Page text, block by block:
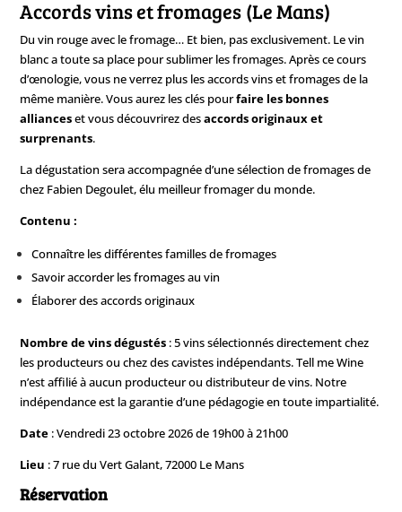
-
23
octobre
Accords vins et fromages (Le Mans)
Du vin rouge avec le fromage… Et bien, pas exclusivement. Le vin
blanc a toute sa place pour sublimer les fromages. Après ce cours
d’œnologie, vous ne verrez plus les accords vins et fromages de la
même manière. Vous aurez les clés pourfaire les bonnes
allianceset vous découvrirez desaccords originaux et
surprenants.
La dégustation sera accompagnée d’une sélection de fromages de
chez Fabien Degoulet, élu meilleur fromager du monde.
Contenu :
Connaître les différentes familles de fromages
Savoir accorder les fromages au vin
Élaborer des accords originaux
Nombre de vins dégustés : 5 vins sélectionnés directement chez
les producteurs ou chez des cavistes indépendants. Tell me Wine
n’est affilié à aucun producteur ou distributeur de vins. Notre
indépendance est la garantie d’une pédagogie en toute impartialité.
Date : Vendredi 23 octobre 2026 de 19h00 à 21h00
Lieu : 7 rue du Vert Galant, 72000 Le Mans
Réservation